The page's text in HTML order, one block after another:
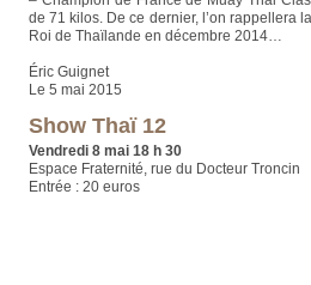
de 71 kilos. De ce dernier, l’on rappellera
Roi de Thaïlande en décembre 2014…
Éric Guignet
Le 5 mai 2015
Show Thaï 12
Vendredi 8 mai 18 h 30
Espace Fraternité, rue du Docteur Troncin
Entrée : 20 euros